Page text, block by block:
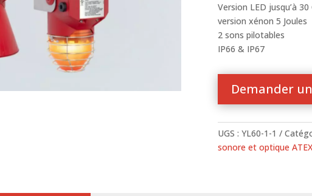
Version LED jusqu’à 30
version xénon 5 Joules
2 sons pilotables
IP66 & IP67
Demander
UGS : YL60-1-1
sonore et optique ATEX